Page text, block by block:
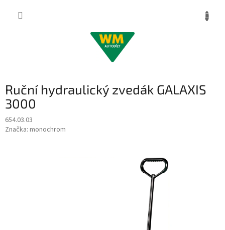
Ruční hydraulický zvedák GALAXIS
3000
654.03.03
Značka: monochrom